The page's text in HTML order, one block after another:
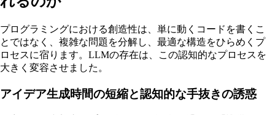
プログラミングにおける創造性は、単に動くコードを書くこ
とではなく、複雑な問題を分解し、最適な構造をひらめくプ
ロセスに宿ります。LLMの存在は、この認知的なプロセスを
大きく変容させました。
アイデア生成時間の短縮と認知的な手抜きの誘惑